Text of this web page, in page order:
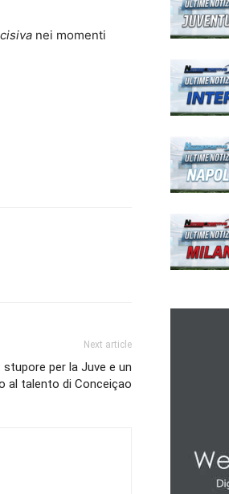
nei momenti
Next article
per la Juve e un
al talento di Conceiçao